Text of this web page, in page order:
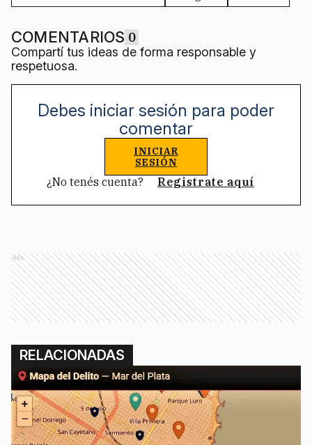
COMENTARIOS 0
Compartí tus ideas de forma responsable y
respetuosa.
Debes iniciar sesión para poder
comentar
INICIAR
SESIÓN
¿No tenés cuenta? Registrate aquí
Ads
RELACIONADAS